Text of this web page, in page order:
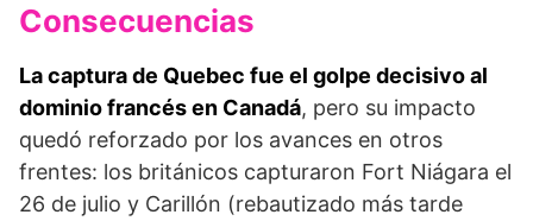
Consecuencias
La captura de Quebec fue el golpe decisivo al
domi­nio francés en Canadá, pero su impacto
quedó re­forzado por los avances en otros
frentes: los británi­cos capturaron Fort Niágara el
26 de julio y Carillón (rebautizado más tarde